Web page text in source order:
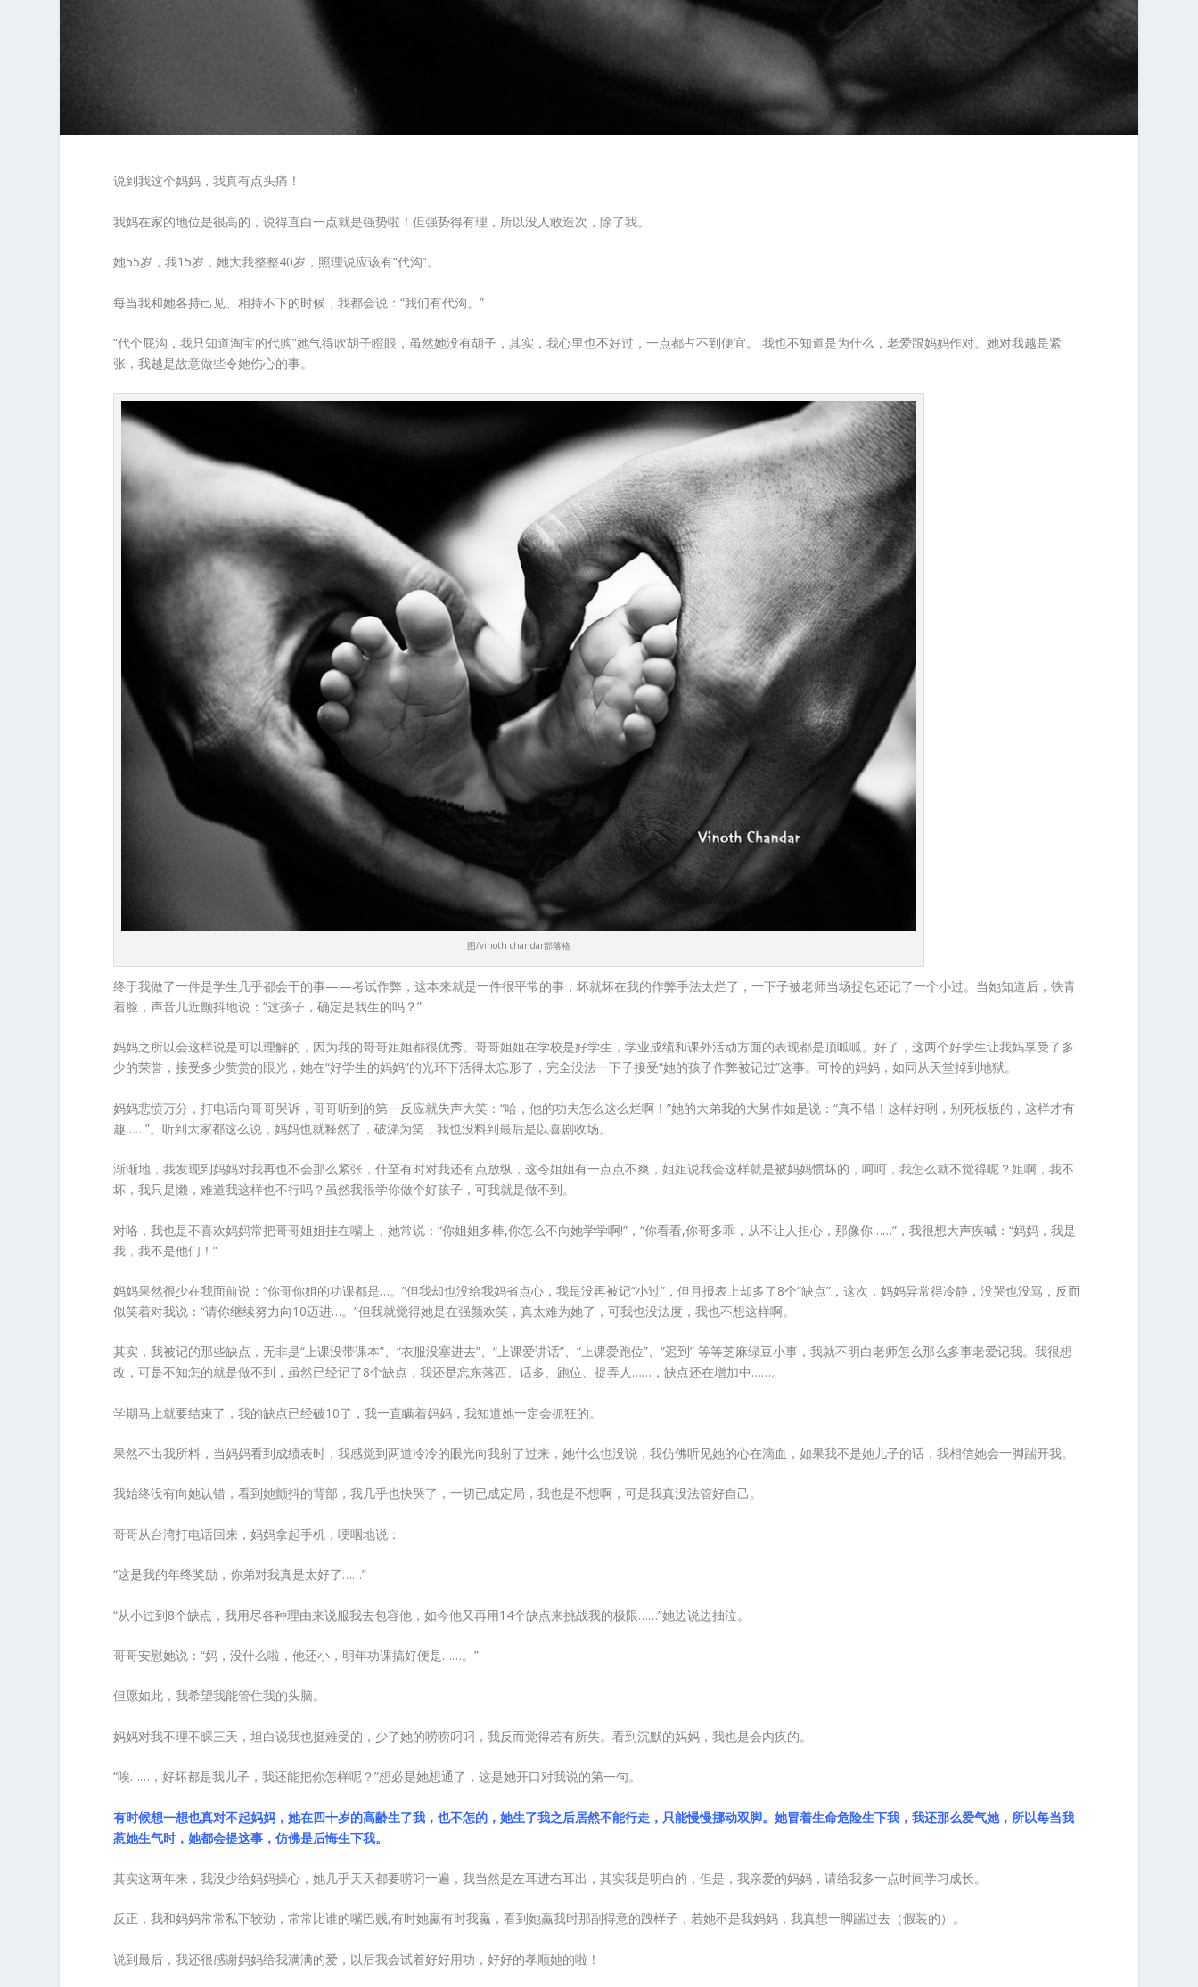
说到我这个妈妈，我真有点头痛！
我妈在家的地位是很高的，说得直白一点就是强势啦！但强势得有理，所以没人敢造次，除了我。
她55岁，我15岁，她大我整整40岁，照理说应该有“代沟”。
每当我和她各持己见、相持不下的时候，我都会说：“我们有代沟。”
“代个屁沟，我只知道淘宝的代购”她气得吹胡子瞪眼，虽然她没有胡子，其实，我心里也不好过，一点都占不到便宜。 我也不知道是为什么，老爱跟妈妈作对。她对我越是紧
张，我越是故意做些令她伤心的事。
图/vinoth chandar部落格
终于我做了一件是学生几乎都会干的事——考试作弊，这本来就是一件很平常的事，坏就坏在我的作弊手法太烂了，一下子被老师当场捉包还记了一个小过。当她知道后，铁青
着脸，声音几近颤抖地说：“这孩子，确定是我生的吗？”
妈妈之所以会这样说是可以理解的，因为我的哥哥姐姐都很优秀。哥哥姐姐在学校是好学生，学业成绩和课外活动方面的表现都是顶呱呱。好了，这两个好学生让我妈享受了多
少的荣誉，接受多少赞赏的眼光，她在“好学生的妈妈”的光环下活得太忘形了，完全没法一下子接受“她的孩子作弊被记过”这事。可怜的妈妈，如同从天堂掉到地狱。
妈妈悲愤万分，打电话向哥哥哭诉，哥哥听到的第一反应就失声大笑：“哈，他的功夫怎么这么烂啊！”她的大弟我的大舅作如是说：“真不错！这样好咧，别死板板的，这样才有
趣……”。听到大家都这么说，妈妈也就释然了，破涕为笑，我也没料到最后是以喜剧收场。
渐渐地，我发现到妈妈对我再也不会那么紧张，什至有时对我还有点放纵，这令姐姐有一点点不爽，姐姐说我会这样就是被妈妈惯坏的，呵呵，我怎么就不觉得呢？姐啊，我不
坏，我只是懒，难道我这样也不行吗？虽然我很学你做个好孩子，可我就是做不到。
对咯，我也是不喜欢妈妈常把哥哥姐姐挂在嘴上，她常说：“你姐姐多棒,你怎么不向她学学啊!”，“你看看,你哥多乖，从不让人担心，那像你……”，我很想大声疾喊：“妈妈，我是
我，我不是他们！”
妈妈果然很少在我面前说：“你哥你姐的功课都是…。”但我却也没给我妈省点心，我是没再被记“小过”，但月报表上却多了8个“缺点”，这次，妈妈异常得冷静，没哭也没骂，反而
似笑着对我说：“请你继续努力向10迈进…。”但我就觉得她是在强颜欢笑，真太难为她了，可我也没法度，我也不想这样啊。
其实，我被记的那些缺点，无非是“上课没带课本”、“衣服没塞进去”、“上课爱讲话”、“上课爱跑位”、“迟到” 等等芝麻绿豆小事，我就不明白老师怎么那么多事老爱记我。我很想
改，可是不知怎的就是做不到，虽然已经记了8个缺点，我还是忘东落西、话多、跑位、捉弄人……，缺点还在增加中……。
学期马上就要结束了，我的缺点已经破10了，我一直瞒着妈妈，我知道她一定会抓狂的。
果然不出我所料，当妈妈看到成绩表时，我感觉到两道冷冷的眼光向我射了过来，她什么也没说，我仿佛听见她的心在滴血，如果我不是她儿子的话，我相信她会一脚踹开我。
我始终没有向她认错，看到她颤抖的背部，我几乎也快哭了，一切已成定局，我也是不想啊，可是我真没法管好自己。
哥哥从台湾打电话回来，妈妈拿起手机，哽咽地说：
“这是我的年终奖励，你弟对我真是太好了……”
“从小过到8个缺点，我用尽各种理由来说服我去包容他，如今他又再用14个缺点来挑战我的极限……”她边说边抽泣。
哥哥安慰她说：“妈，没什么啦，他还小，明年功课搞好便是……。”
但愿如此，我希望我能管住我的头脑。
妈妈对我不理不睬三天，坦白说我也挺难受的，少了她的唠唠叼叼，我反而觉得若有所失。看到沉默的妈妈，我也是会内疚的。
“唉……，好坏都是我儿子，我还能把你怎样呢？”想必是她想通了，这是她开口对我说的第一句。
有时候想一想也真对不起妈妈，她在四十岁的高齢生了我，也不怎的，她生了我之后居然不能行走，只能慢慢挪动双脚。她冒着生命危险生下我，我还那么爱气她，所以每当我
惹她生气时，她都会提这事，仿佛是后悔生下我。
其实这两年来，我没少给妈妈操心，她几乎天天都要唠叼一遍，我当然是左耳进右耳出，其实我是明白的，但是，我亲爱的妈妈，请给我多一点时间学习成长。
反正，我和妈妈常常私下较劲，常常比谁的嘴巴贱,有时她蠃有时我蠃，看到她蠃我时那副得意的跩样子，若她不是我妈妈，我真想一脚踹过去（假装的）。
说到最后，我还很感谢妈妈给我满满的爱，以后我会试着好好用功，好好的孝顺她的啦！